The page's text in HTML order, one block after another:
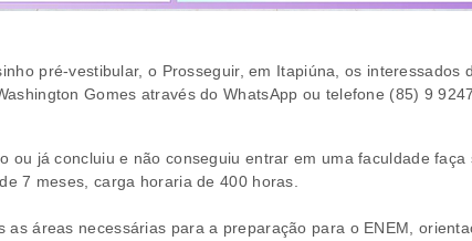
pré-vestibular, o Prosseguir, em Itapiúna, os interessados
Gomes através do WhatsApp ou telefone (85) 9
ou já concluiu e não conseguiu entrar em uma faculdade faça
7 meses, carga horaria de 400 horas.
as áreas necessárias para a preparação para o ENEM,